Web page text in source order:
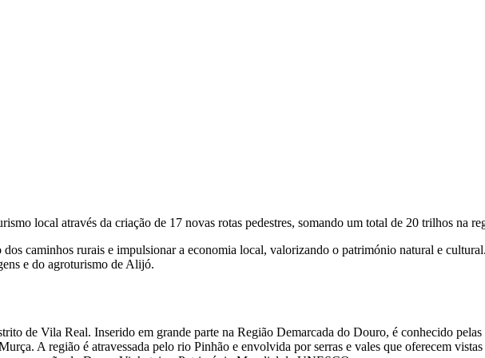
local através da criação de 17 novas rotas pedestres, somando um total de 20 trilhos na
caminhos rurais e impulsionar a economia local, valorizando o património natural e
e do agroturismo de Alijó.
de Vila Real. Inserido em grande parte na Região Demarcada do Douro, é conhecido
A região é atravessada pelo rio Pinhão e envolvida por serras e vales que oferecem